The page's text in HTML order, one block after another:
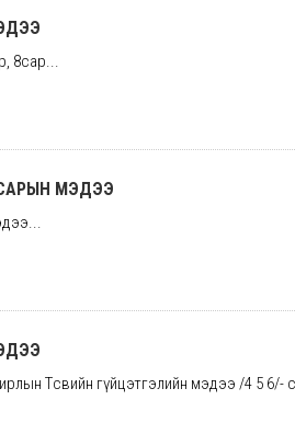
8сар...
МЭДЭЭ
Төсвийн гүйцэтгэлийн мэдээ /4 5 6/-